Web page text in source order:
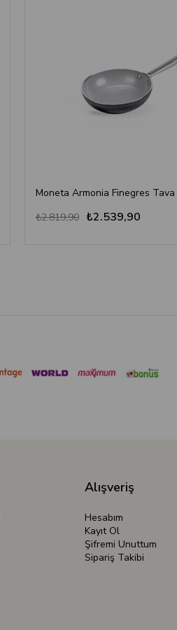
Moneta Armonia Finegres Tava
₺2.539,90
₺2.819,90
Alışveriş
Hesabım
Kayıt Ol
Şifremi Unuttum
Sipariş Takibi